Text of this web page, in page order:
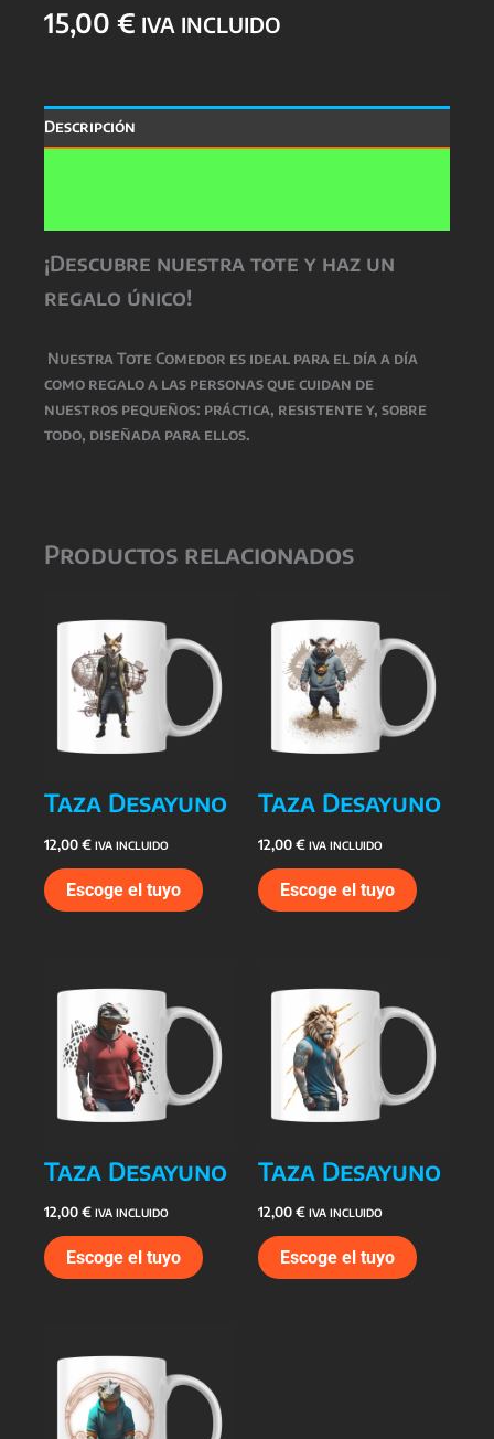
15,00 € IVA INCLUIDO
Descripción
¡Descubre nuestra tote y haz un
regalo único!
Nuestra Tote Comedor es ideal para el día a día
como regalo a las personas que cuidan de
nuestros pequeños: práctica, resistente y, sobre
todo, diseñada para ellos.
Productos relacionados
Taza Desayuno
12,00€ IVA INCLUIDO
Escoge el tuyo
Taza Desayuno
12,00€ IVA INCLUIDO
Escoge el tuyo
Taza Desayuno
12,00€ IVA INCLUIDO
Escoge el tuyo
Taza Desayuno
12,00€ IVA INCLUIDO
Escoge el tuyo